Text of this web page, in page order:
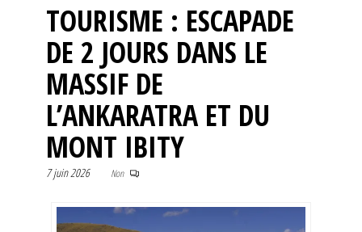
TOURISME : ESCAPADE
DE 2 JOURS DANS LE
MASSIF DE
L’ANKARATRA ET DU
MONT IBITY
7 juin 2026 Non